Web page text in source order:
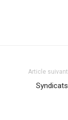
Article suivant
Syndicats